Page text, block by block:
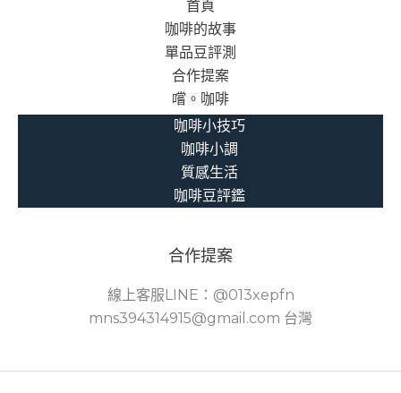
首頁
咖啡的故事
單品豆評測
合作提案
嚐。咖啡
咖啡小技巧
咖啡小調
質感生活
咖啡豆評鑑
合作提案
線上客服LINE：@013xepfn
mns394314915@gmail.com 台灣